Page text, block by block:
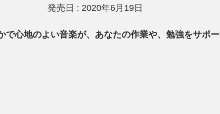
発売日 : 2020年6月19日
で心地のよい音楽が、あなたの作業や、勉強をサポー